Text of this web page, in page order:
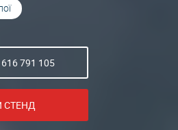
791 105
СТЕНД